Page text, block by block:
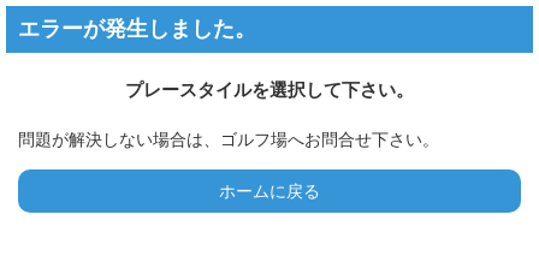
エラーが発生しました。
プレースタイルを選択して下さい。
問題が解決しない場合は、ゴルフ場へお問合せ下さい。
ホームに戻る